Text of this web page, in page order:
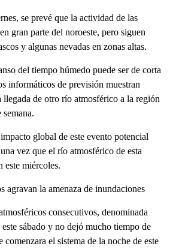
se prevé que la actividad de las
gran parte del noroeste, pero siguen
y algunas nevadas en zonas altas.
del tiempo húmedo puede ser de corta
informáticos de previsión muestran
de otro río atmosférico a la región
global de este evento potencial
vez que el río atmosférico de esta
este miércoles.
agravan la amenaza de inundaciones
consecutivos, denominada
sábado y no dejó mucho tiempo de
comenzara el sistema de la noche de este